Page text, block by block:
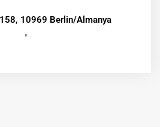
10969 Berlin/Almanya
"